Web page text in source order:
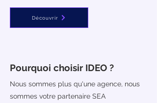
Découvrir
Pourquoi choisir IDEO ?
Nous sommes plus qu'une agence, nous
sommes votre partenaire SEA